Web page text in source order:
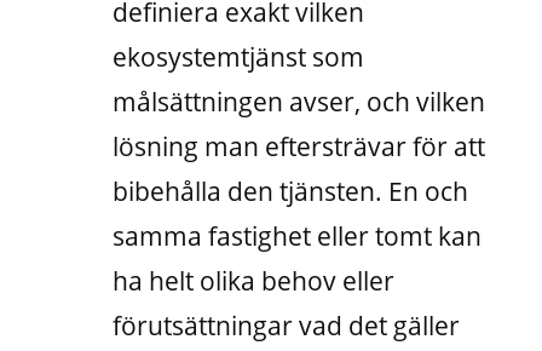
definiera exakt vilken
ekosystemtjänst som
målsättningen avser, och vilken
lösning man eftersträvar för att
bibehålla den tjänsten. En och
samma fastighet eller tomt kan
ha helt olika behov eller
förutsättningar vad det gäller